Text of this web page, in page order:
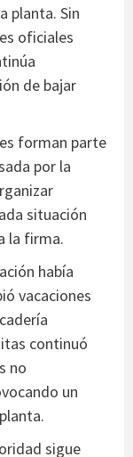
planta. Sin
oficiales
de bajar
forman parte
por la
situación
la firma.
había
vacaciones
continuó
no
un
sigue